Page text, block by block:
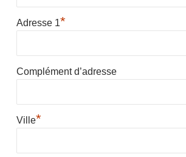
Adresse 1*
Complément d’adresse
Ville*